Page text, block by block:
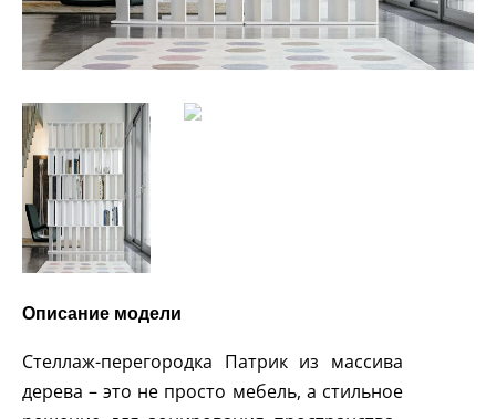
Описание модели
Стеллаж-перегородка Патрик из массива
дерева – это не просто мебель, а стильное